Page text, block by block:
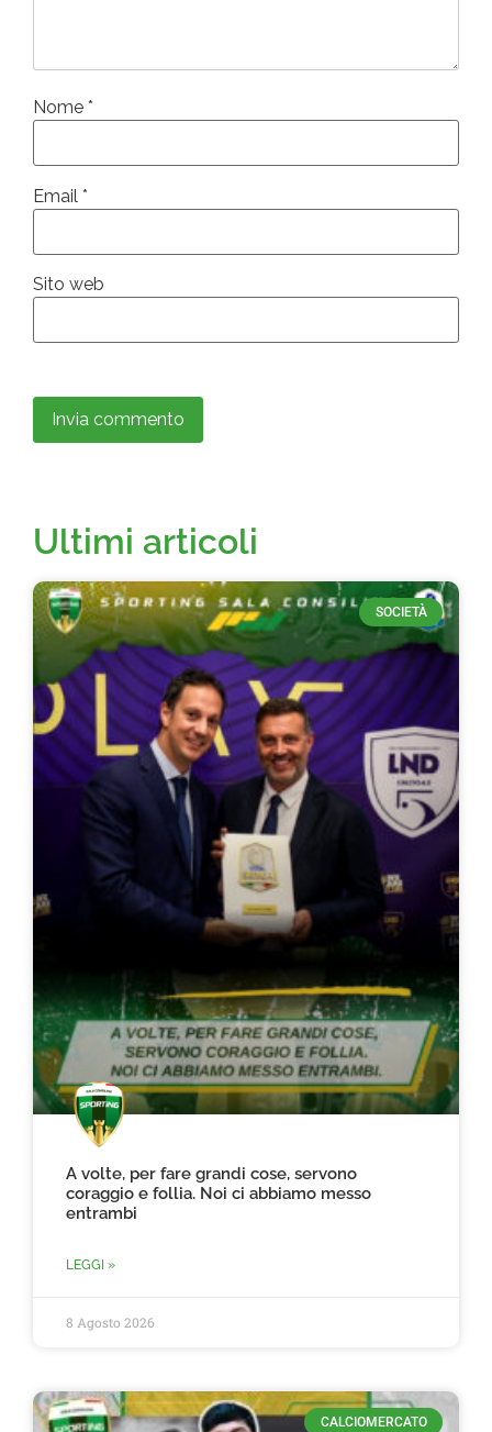
Nome *
Email *
Sito web
Ultimi articoli
SOCIETÀ
A volte, per fare grandi cose, servono
coraggio e follia. Noi ci abbiamo messo
entrambi
LEGGI »
8 Agosto 2026
CALCIOMERCATO